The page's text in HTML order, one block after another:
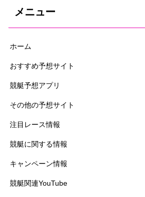
メニュー
ホーム
おすすめ予想サイト
競艇予想アプリ
その他の予想サイト
注目レース情報
競艇に関する情報
キャンペーン情報
競艇関連YouTube